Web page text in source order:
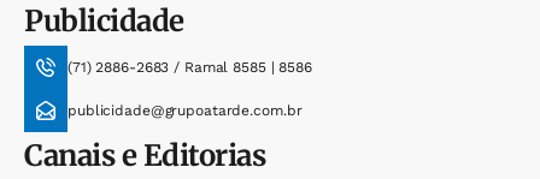
Publicidade
(71) 2886-2683 / Ramal 8585 | 8586
publicidade@grupoatarde.com.br
Canais e Editorias